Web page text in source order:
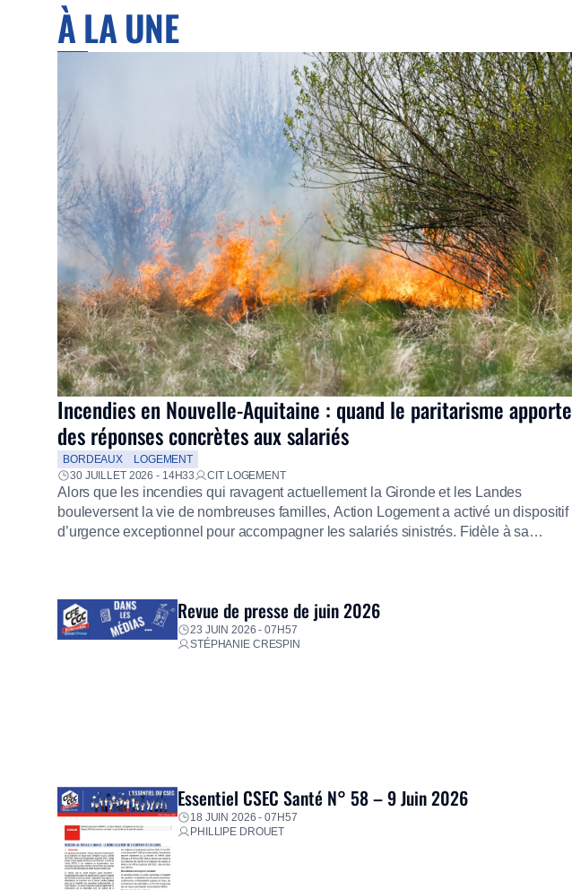
À LA UNE
Incendies en Nouvelle-Aquitaine : quand le paritarisme apporte
des réponses concrètes aux salariés
BORDEAUX
LOGEMENT
30 JUILLET 2026 - 14H33
CIT LOGEMENT
Alors que les incendies qui ravagent actuellement la Gironde et les Landes
bouleversent la vie de nombreuses familles, Action Logement a activé un dispositif
d’urgence exceptionnel pour accompagner les salariés sinistrés. Fidèle à sa
Revue de presse de juin 2026
23 JUIN 2026 - 07H57
STÉPHANIE CRESPIN
Essentiel CSEC Santé N° 58 – 9 Juin 2026
18 JUIN 2026 - 07H57
PHILLIPE DROUET